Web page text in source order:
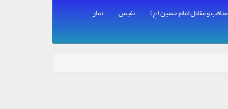
مناقب و مقاتل امام حسین (ع) نفیس
نماز